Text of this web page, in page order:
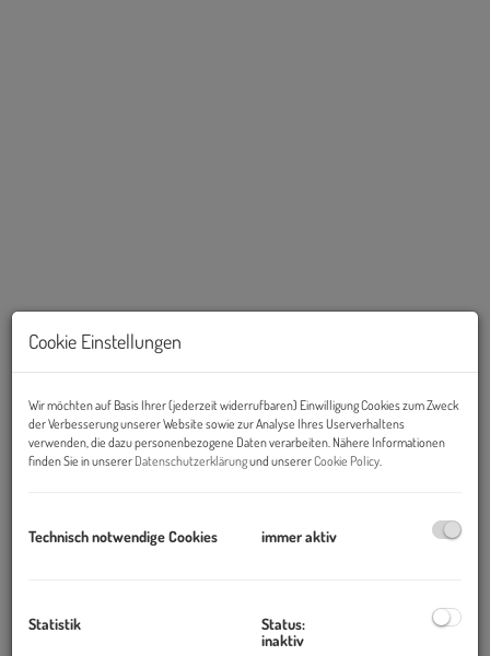
Beschreibung
ruhigen und naturnahen Lagen im Norden Wiens, an der
Geprägt von Weinbergen, Feldern und kleinen Waldstücken
Cookie Einstellungen
Wir möchten auf Basis Ihrer (jederzeit widerrufbaren) Einwilligung Cookies zum Zweck
der Verbesserung unserer Website sowie zur Analyse Ihres Userverhaltens
verwenden, die dazu personenbezogene Daten verarbeiten. Nähere Informationen
finden Sie in unserer Datenschutzerklärungund unsererCookie Policy.
Technisch notwendige Cookies immer aktiv
Statistik
Status:
inaktiv